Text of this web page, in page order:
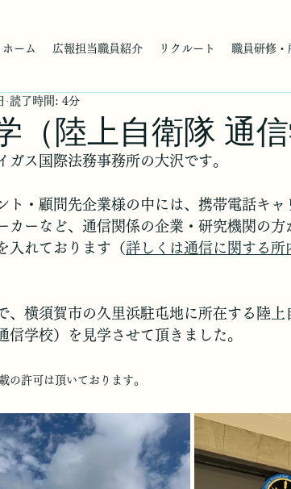
ホーム 広報担当職員紹介 リクルート 職員研修・
（陸上自衛隊 通信
読了時間: 4分
ガス国際法務事務所の大沢です。
ト・顧問先企業様の中には、携帯電話キ
カーなど、通信関係の企業・研究機関の
入れております（詳しくは通信に関する所
、横須賀市の久里浜駐屯地に所在する陸
信学校）を見学させて頂きました。
の許可は頂いております。